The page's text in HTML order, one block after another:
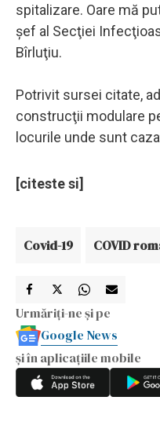
spitalizare. Oare mă
şef al Secţiei
Bîrluţiu.
Potrivit sursei citate,
construcţii modulare
locurile unde sunt
[citeste si]
Covid-19 COVID
Urmăriți-ne și pe
Google News
și în aplicațiile mobile